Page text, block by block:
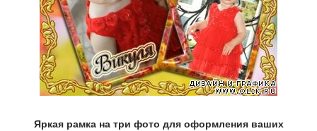
Яркая рамка на три фото для оформления ваших